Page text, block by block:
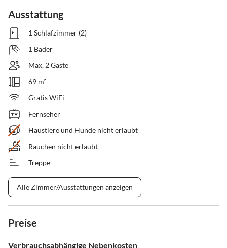
Ausstattung
1 Schlafzimmer (2)
1 Bäder
Max. 2 Gäste
69 m²
Gratis WiFi
Fernseher
Haustiere und Hunde nicht erlaubt
Rauchen nicht erlaubt
Treppe
Alle Zimmer/Ausstattungen anzeigen
Preise
Verbrauchsabhängige Nebenkosten